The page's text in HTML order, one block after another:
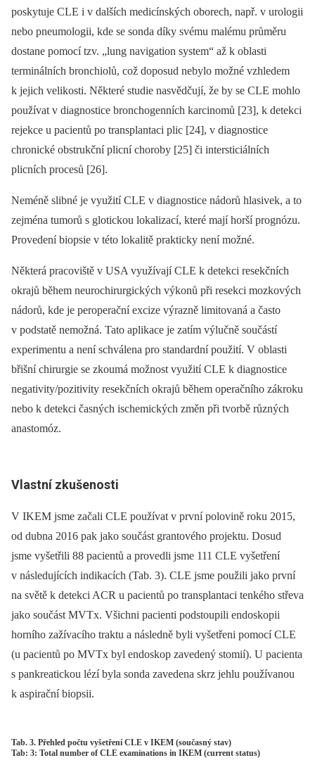
poskytuje CLE i v dalších medicínských oborech, např. v urologii
nebo pneumologii, kde se sonda díky svému malému průměru
dostane pomocí tzv. „lung navigation system“ až k oblasti
terminálních bronchiolů, což doposud nebylo možné vzhledem
k jejich velikosti. Některé studie nasvědčují, že by se CLE mohlo
používat v diagnostice bronchogenních karcinomů [23], k detekci
rejekce u pacientů po transplantaci plic [24], v diagnostice
chronické obstrukční plicní choroby [25] či intersticiálních
plicních procesů [26].
Neméně slibné je využití CLE v diagnostice nádorů hlasivek, a to
zejména tumorů s glotickou lokalizací, které mají horší prognózu.
Provedení biopsie v této lokalitě prakticky není možné.
Některá pracoviště v USA využívají CLE k detekci resekčních
okrajů během neurochirurgických výkonů při resekci mozkových
nádorů, kde je peroperační excize výrazně limitovaná a často
v podstatě nemožná. Tato aplikace je zatím výlučně součástí
experimentu a není schválena pro standardní použití. V oblasti
břišní chirurgie se zkoumá možnost využití CLE k diagnostice
negativity/pozitivity resekčních okrajů během operačního zákroku
nebo k detekci časných ischemických změn při tvorbě různých
anastomóz.
Vlastní zkušenosti
V IKEM jsme začali CLE používat v první polovině roku 2015,
od dubna 2016 pak jako součást grantového projektu. Dosud
jsme vyšetřili 88 pacientů a provedli jsme 111 CLE vyšetření
v následujících indikacích (Tab. 3). CLE jsme použili jako první
na světě k detekci ACR u pacientů po transplantaci tenkého střeva
jako součást MVTx. Všichni pacienti podstoupili endoskopii
horního zažívacího traktu a následně byli vyšetřeni pomocí CLE
(u pacientů po MVTx byl endoskop zavedený stomií). U pacienta
s pankreatickou lézí byla sonda zavedena skrz jehlu používanou
k aspirační biopsii.
Tab. 3. Přehled počtu vyšetření CLE v IKEM (současný stav)
Tab: 3: Total number of CLE examinations in IKEM (current status)